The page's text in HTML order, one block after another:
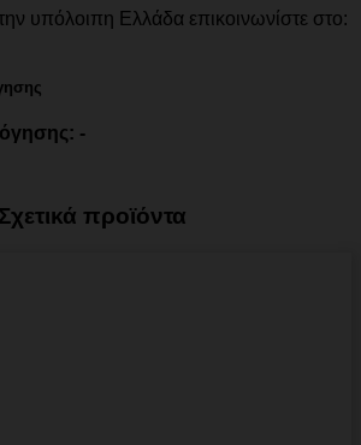
υπόλοιπη Ελλάδα επικοινωνίστε στο:
-
Σχετικά προϊόντα